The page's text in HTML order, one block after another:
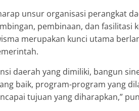
unsur organisasi perangkat
pembinaan, dan fasilitasi
merupakan kunci utama
daerah yang dimiliki, bangun
baik, program-program yang
tujuan yang diharapkan,”